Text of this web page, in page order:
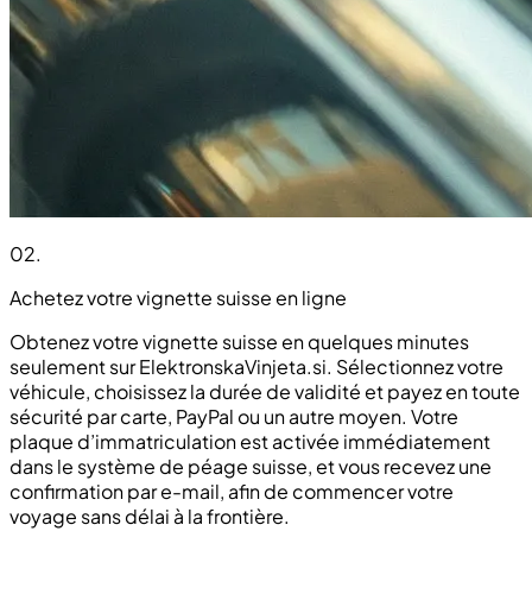
02.
Achetez votre vignette suisse en ligne
Obtenez votre vignette suisse en quelques minutes
seulement sur ElektronskaVinjeta.si. Sélectionnez votre
véhicule, choisissez la durée de validité et payez en toute
sécurité par carte, PayPal ou un autre moyen. Votre
plaque d’immatriculation est activée immédiatement
dans le système de péage suisse, et vous recevez une
confirmation par e-mail, afin de commencer votre
voyage sans délai à la frontière.